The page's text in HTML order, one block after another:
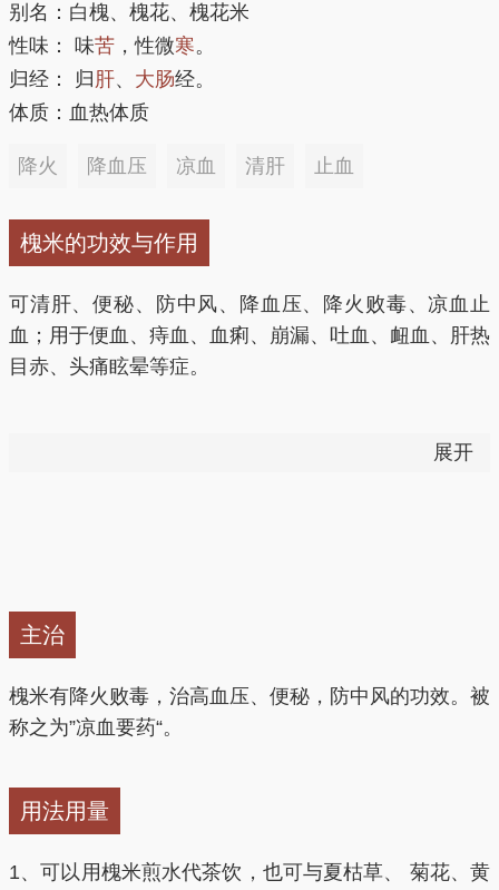
别名：白槐、槐花、槐花米
性味： 味苦 ，性微寒。
归经： 归 肝、 大肠经。
体质：血热体质
降火 降血压 凉血 清肝 止血
槐米的功效与作用
可清肝、便秘、防中风、降血压、降火败毒、凉血止
血；用于便血、痔血、血痢、崩漏、吐血、衄血、肝热
目赤、头痛眩晕等症。
槐花含芸香苷，葡萄糖和葡萄糖醛酸及鞣质，有抗炎作
用，对病毒及皮肤真菌也有抑制作用。
槐米中所含芦丁能改善毛细血管的功效，保持毛细血管
引起的出血、高血压、糖尿病，服之可预防出血。
展开
主治
槐米有降火败毒，治高血压、便秘，防中风的功效。被
称之为”凉血要药“。
用法用量
1、可以用槐米煎水代茶饮，也可与夏枯草、 菊花、黄